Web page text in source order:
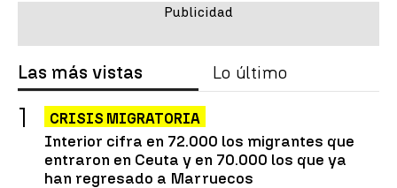
Las más vistas Lo último
CRISIS MIGRATORIA
Interior cifra en 72.000 los migrantes que
entraron en Ceuta y en 70.000 los que ya
han regresado a Marruecos